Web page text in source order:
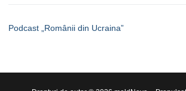
Podcast „Românii din Ucraina”